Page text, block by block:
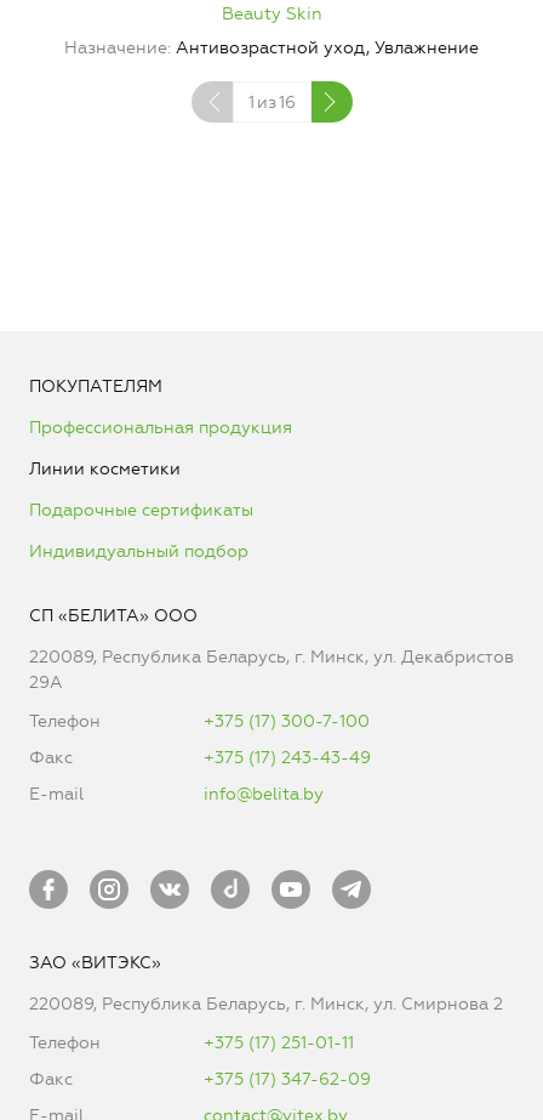
Beauty Skin
Назначение Антивозрастной уход, Увлажнение
1 из16
ПОКУПАТЕЛЯМ
Профессиональная продукция
Линии косметики
Подарочные сертификаты
Индивидуальный подбор
СП «БЕЛИТА» ООО
220089, Республика Беларусь, г. Минск, ул. Декабристов
29А
Телефон
+375 (17) 300-7-100
Факс
+375 (17) 243-43-49
E-mail
info@belita.by
ЗАО «ВИТЭКС»
220089, Республика Беларусь, г. Минск, ул. Смирнова 2
Телефон
+375 (17) 251-01-11
Факс
+375 (17) 347-62-09
E-mail
contact@vitex.by